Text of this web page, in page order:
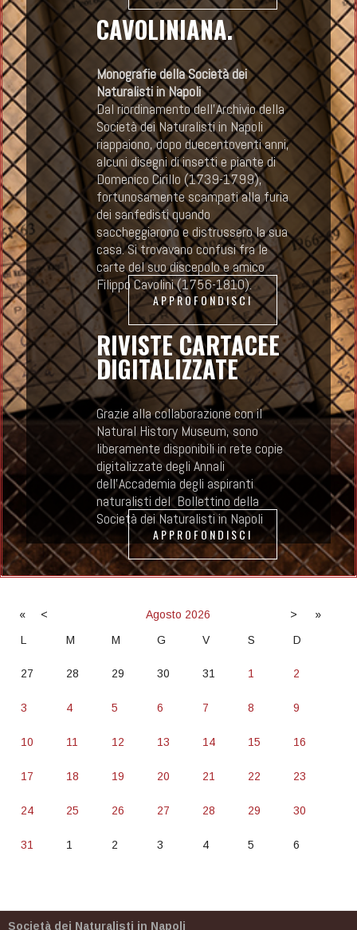
2019 15 Giugno 2024
Read More
Incontro su: Le Spezie: Elisir degli alimenti
2019 15 Giugno 2024
Read More
CAVOLINIANA.
Monografie della Società dei
Naturalisti in Napoli
Dal riordinamento dell’Archivio della
Società dei Naturalisti in Napoli
riappaiono, dopo duecentoventi anni,
alcuni disegni di insetti e piante di
Domenico Cirillo (1739-1799),
fortunosamente scampati alla furia
dei sanfedisti quando
saccheggiarono e distrussero la sua
casa. Si trovavano confusi fra le
carte del suo discepolo e amico
Filippo Cavolini (1756-1810).
APPROFONDISCI
RIVISTE CARTACEE
DIGITALIZZATE
Grazie alla collaborazione con il
Natural History Museum, sono
liberamente disponibili in rete copie
digitalizzate degli Annali
dell'Accademia degli aspiranti
naturalisti del Bollettinodella
Società dei Naturalisti in Napoli
APPROFONDISCI
« < Agosto 2026 >
»
L
M M G V S D
27 28 29 30 31 1 2
3 4 5 6 7 8 9
10 11 12 13 14 15 16
17 18 19 20 21 22 23
24 25 26 27 28 29 30
31 1 2 3 4 5 6
Società dei Naturalisti in Napoli